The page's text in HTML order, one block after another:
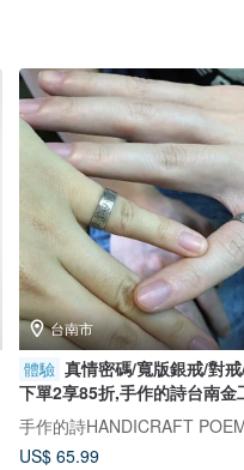
台南市
體驗 真情密碼/寬版銀戒/對
下單2享85折,手作的詩台南
手作的詩HANDICRAFT
US$ 65.99